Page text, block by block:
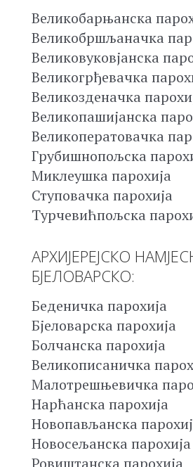
Великобарњанска
Великобршљаначка
Великовуковјанска
Великогрђевачка
Великозденачка
Великопашијанска
Великоператовачка
Грубишнопољска
Миклеушка парохија
Ступовачка парохија
Турчевићпољска
АРХИЈЕРЕЈСКО
БЈЕЛОВАРСКО:
Беденичка парохија
Бјеловарска парохија
Болчанска парохија
Великописаничка
Малотрешњевичка
Нарћанска парохија
Новопављанска
Новосељанска парохија